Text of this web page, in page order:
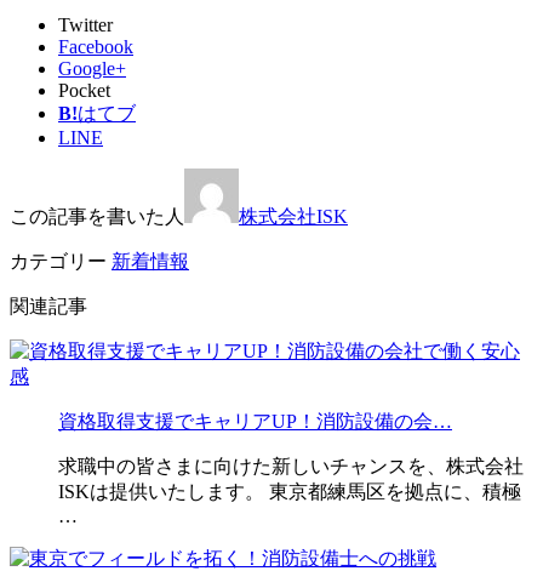
Twitter
Facebook
Google+
Pocket
B!はてブ
LINE
この記事を書いた人 株式会社ISK
カテゴリー 新着情報
関連記事
資格取得支援でキャリアUP！消防設備の会…
求職中の皆さまに向けた新しいチャンスを、株式会社
ISKは提供いたします。 東京都練馬区を拠点に、積極
…